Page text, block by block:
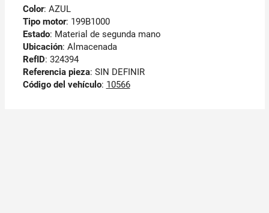
Color: AZUL
Tipo motor: 199B1000
Estado: Material de segunda mano
Ubicación: Almacenada
RefID: 324394
Referencia pieza: SIN DEFINIR
Código del vehículo: 10566